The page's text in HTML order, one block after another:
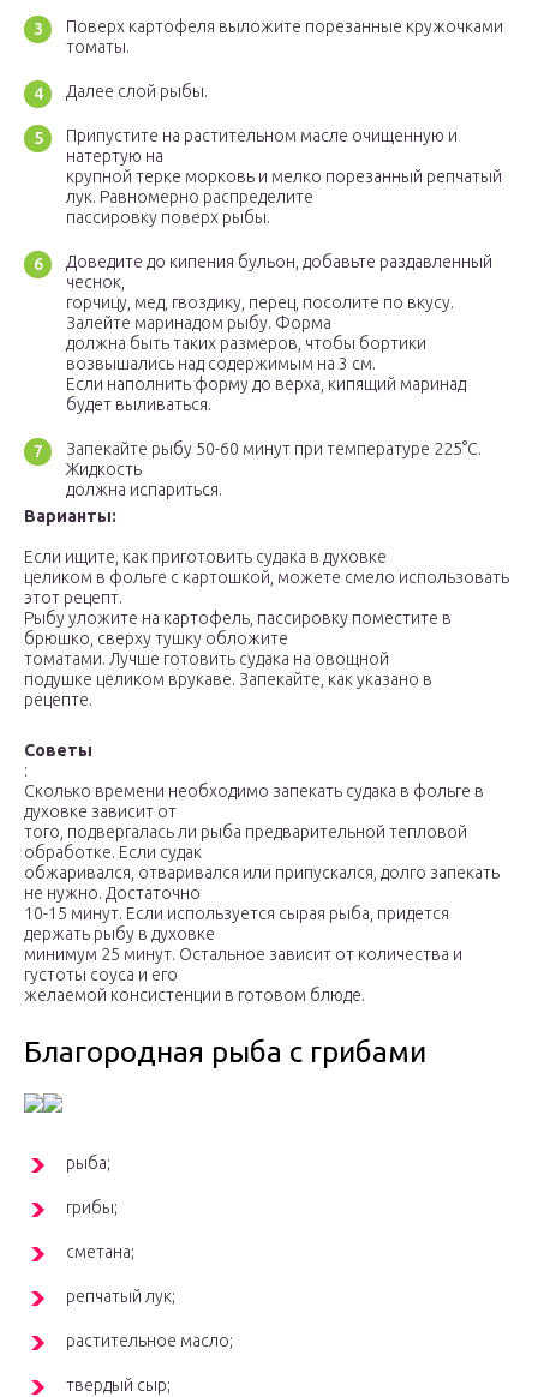
Поверх картофеля выложите порезанные кружочками
томаты.
Далее слой рыбы.
Припустите на растительном масле очищенную и
натертую на
крупной терке морковь и мелко порезанный репчатый
лук. Равномерно распределите
пассировку поверх рыбы.
Доведите до кипения бульон, добавьте раздавленный
чеснок,
горчицу, мед, гвоздику, перец, посолите по вкусу.
Залейте маринадом рыбу. Форма
должна быть таких размеров, чтобы бортики
возвышались над содержимым на 3 см.
Если наполнить форму до верха, кипящий маринад
будет выливаться.
Запекайте рыбу 50-60 минут при температуре 225°С.
Жидкость
должна испариться.
Варианты:
Если ищите, как приготовить судака в духовке
целиком в фольге с картошкой, можете смело использовать
этот рецепт.
Рыбу уложите на картофель, пассировку поместите в
брюшко, сверху тушку обложите
томатами. Лучше готовить судака на овощной
подушке целиком врукаве. Запекайте, как указано в
рецепте.
Советы
:
Сколько времени необходимо запекать судака в фольге в
духовке зависит от
того, подвергалась ли рыба предварительной тепловой
обработке. Если судак
обжаривался, отваривался или припускался, долго запекать
не нужно. Достаточно
10-15 минут. Если используется сырая рыба, придется
держать рыбу в духовке
минимум 25 минут. Остальное зависит от количества и
густоты соуса и его
желаемой консистенции в готовом блюде.
Благородная рыба с грибами
рыба;
грибы;
сметана;
репчатый лук;
растительное масло;
твердый сыр;